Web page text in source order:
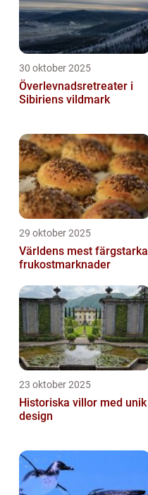
30 oktober 2025
Överlevnadsretreater i
Sibiriens vildmark
29 oktober 2025
Världens mest färgstarka
frukostmarknader
23 oktober 2025
Historiska villor med unik
design